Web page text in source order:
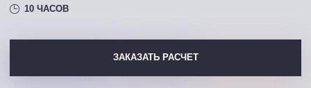
10 ЧАСОВ
ЗАКАЗАТЬ РАСЧЕТ